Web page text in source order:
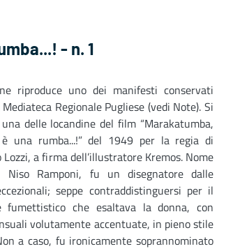
- n. 1
riproduce uno dei manifesti conservati
Regionale Pugliese (vedi Note). Si
delle locandine del film “Marakatumba,
una rumba...!” del 1949 per la regia di
Lozzi, a firma dell’illustratore Kremos. Nome
Niso Ramponi, fu un disegnatore dalle
seppe contraddistinguersi per il
fumettistico che esaltava la donna, con
volutamente accentuate, in pieno stile
a caso, fu ironicamente soprannominato